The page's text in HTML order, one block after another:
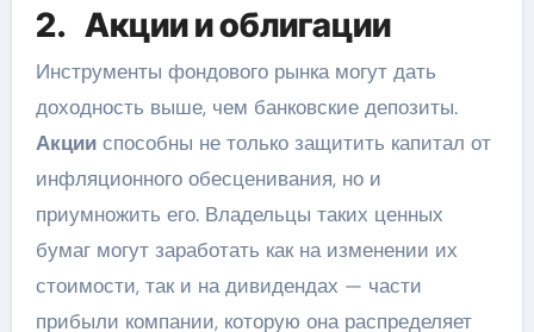
2. Акции и облигации
Инструменты фондового рынка могут дать
доходность выше, чем банковские депозиты.
Акцииспособны не только защитить капитал от
инфляционного обесценивания, но и
приумножить его. Владельцы таких ценных
бумаг могут заработать как на изменении их
стоимости, так и на дивидендах — части
прибыли компании, которую она распределяет